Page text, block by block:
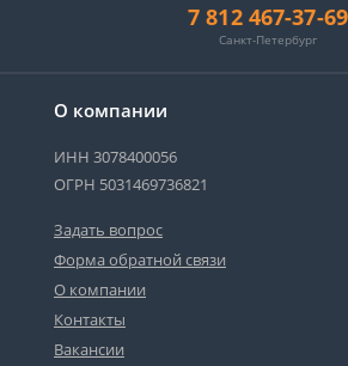
О компании
ИНН 3078400056
ОГРН 5031469736821
Задать вопрос
Форма обратной связи
О компании
Контакты
Вакансии
7 812 467-37-69
Санкт-Петербург